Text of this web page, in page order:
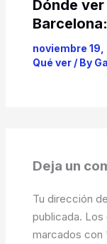
Dónde
noviembre 19,
Qué ver/ By
Deja un
Tu dirección
publicada. Los
marcados con